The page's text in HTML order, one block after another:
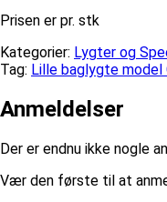
pris
kr.89,00.kr.79,00.
Prisen er pr. stk
Kategorier: Lygter og
Tag: Lille baglygte model
Anmeldelser
Der er endnu ikke nogle
Vær den første til at